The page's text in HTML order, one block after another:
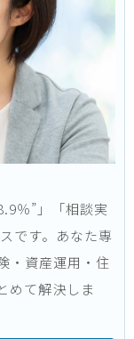
％”」「相談実
です。あなた専
・資産運用・住
めて解決しま